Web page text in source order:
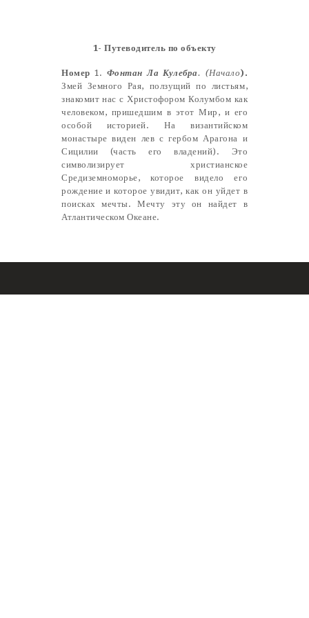
Castillo Monumento Colomares
INICIO
HISTORIA
CONSTRUCCIÓN
FOTOS
1- Путеводитель по объекту
Номер 1. Фонтан Ла Кулебра. (Начало).
Змей Земного Рая, ползущий по листьям,
знакомит нас с Христофором Колумбом как
человеком, пришедшим в этот Мир, и его
особой историей. На византийском
монастыре виден лев с гербом Арагона и
Сицилии (часть его владений). Это
символизирует христианское
Средиземноморье, которое видело его
рождение и которое увидит, как он уйдет в
поисках мечты. Мечту эту он найдет в
Атлантическом Океане.